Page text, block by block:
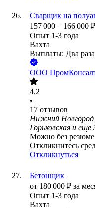
Сварщик на
157 000 – 166 000 ₽
Опыт 1-3 года
Вахта
Выплаты: Два
ООО
4.2
•
17 отзывов
Нижний Новгород
Горьковская и еще
Можно без резюме
Откликнитесь
Откликнуться
Бетонщик
от 180 000 ₽ за
Опыт 1-3 года
Вахта